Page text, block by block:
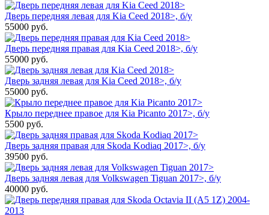
Дверь передняя левая для Kia Ceed 2018>, б/у
55000 руб.
Дверь передняя правая для Kia Ceed 2018>, б/у
55000 руб.
Дверь задняя левая для Kia Ceed 2018>, б/у
55000 руб.
Крыло переднее правое для Kia Picanto 2017>, б/у
5500 руб.
Дверь задняя правая для Skoda Kodiaq 2017>, б/у
39500 руб.
Дверь задняя левая для Volkswagen Tiguan 2017>, б/у
40000 руб.